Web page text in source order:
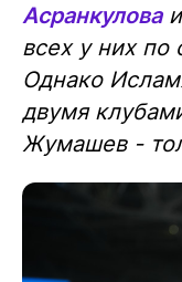
Асранкуловаи
всех у них по
Однако
двумя
Жумашев -